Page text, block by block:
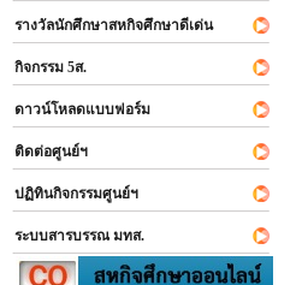
รางวัลนักศึกษาสหกิจศึกษาดีเด่น
กิจกรรม 5ส.
ดาวน์โหลดแบบฟอร์ม
ติดต่อศูนย์ฯ
ปฏิทินกิจกรรมศูนย์ฯ
ระบบสารบรรณ มทส.